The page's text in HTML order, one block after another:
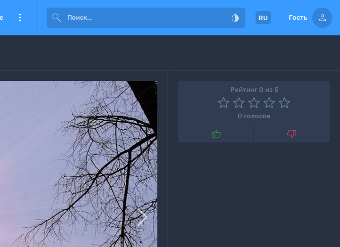
   RU Гость 

Рейтинг 0 из 5
0 голосов
 